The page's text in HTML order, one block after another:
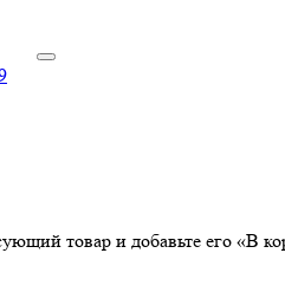
товар и добавьте его «В